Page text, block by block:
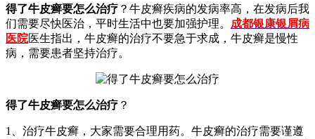
得了牛皮癣要怎么治疗 ？牛皮癣疾病的发病率高，在发病后我
们需要尽快医治，平时生活中也要加强护理。 成都银康银屑病
医院医生指出，牛皮癣的治疗不要急于求成，牛皮癣是慢性
病，需要患者坚持治疗。
得了牛皮癣要怎么治疗 ？
1、治疗牛皮癣，大家需要合理用药。牛皮癣的治疗需要谨遵